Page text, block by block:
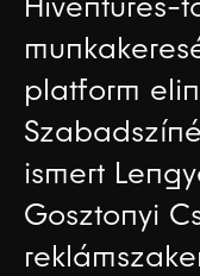
platform
ismert
Gosztonyi